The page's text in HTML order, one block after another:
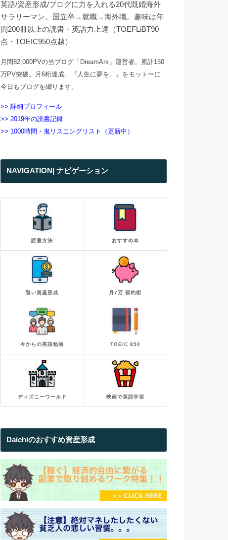
英語/資産形成/ブログに力を入れる20代既婚海外
サラリーマン。国立卒→就職→海外職。趣味は年
間200冊以上の読書・英語力上達（TOEFLiBT90
点・TOEIC950点越）
月間82,000PVの当ブログ「DreamArk」運営者。累計150
万PV突破。月6桁達成。『人生に夢を。』をモットーに
今日もブログを綴ります。
>> 詳細プロフィール
>> 2019年の読書記録
>> 1000時間・鬼リスニングリスト（更新中）
NAVIGATION| ナビゲーション
読書方法 おすすめ本
賢い資産形成 月7万 節約術
今からの英語勉強 TOEIC 850
ディズニーワールド 映画で英語学習
Daichiのおすすめ資産形成